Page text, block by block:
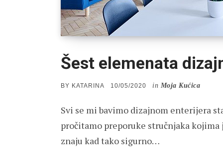
Šest elemenata
BY KATARINA
POSTED
10/05/2020 in Moja Kućica
Svi se mi bavimo dizajnom enterijera
pročitamo preporuke stručnjaka
znaju kad tako sigurno…